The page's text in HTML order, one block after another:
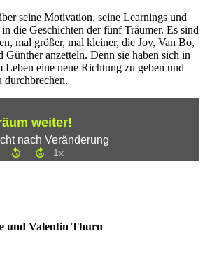
seine Motivation, seine Learnings und
die Geschichten der fünf Träumer. Es sind
mal größer, mal kleiner, die Joy, Van Bo,
anzetteln. Denn sie haben sich in
Leben eine neue Richtung zu geben und
durchbrechen.
und Valentin Thurn